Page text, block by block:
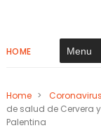
HOME
Home > Coronavirus
de salud de Cervera
Palentina